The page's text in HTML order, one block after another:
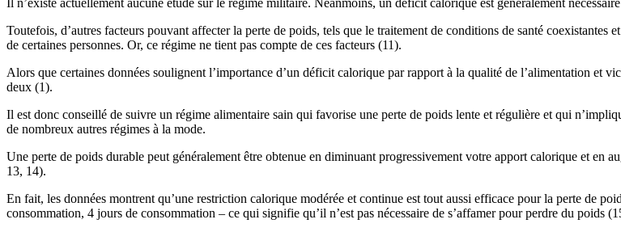
Toutefois, d’autres facteurs pouvant affecter la perte de poids, tels que le traitement de conditions de santé
de certaines personnes. Or, ce régime ne tient pas compte de ces facteurs (11).
Alors que certaines données soulignent l’importance d’un déficit calorique par rapport à la qualité de l’alimentation et
deux (1).
Il est donc conseillé de suivre un régime alimentaire sain qui favorise une perte de poids lente et régulière et qui
de nombreux autres régimes à la mode.
Une perte de poids durable peut généralement être obtenue en diminuant progressivement votre apport calorique et en
13, 14).
En fait, les données montrent qu’une restriction calorique modérée et continue est tout aussi efficace pour la perte de
consommation, 4 jours de consommation – ce qui signifie qu’il n’est pas nécessaire de s’affamer pour perdre du poids